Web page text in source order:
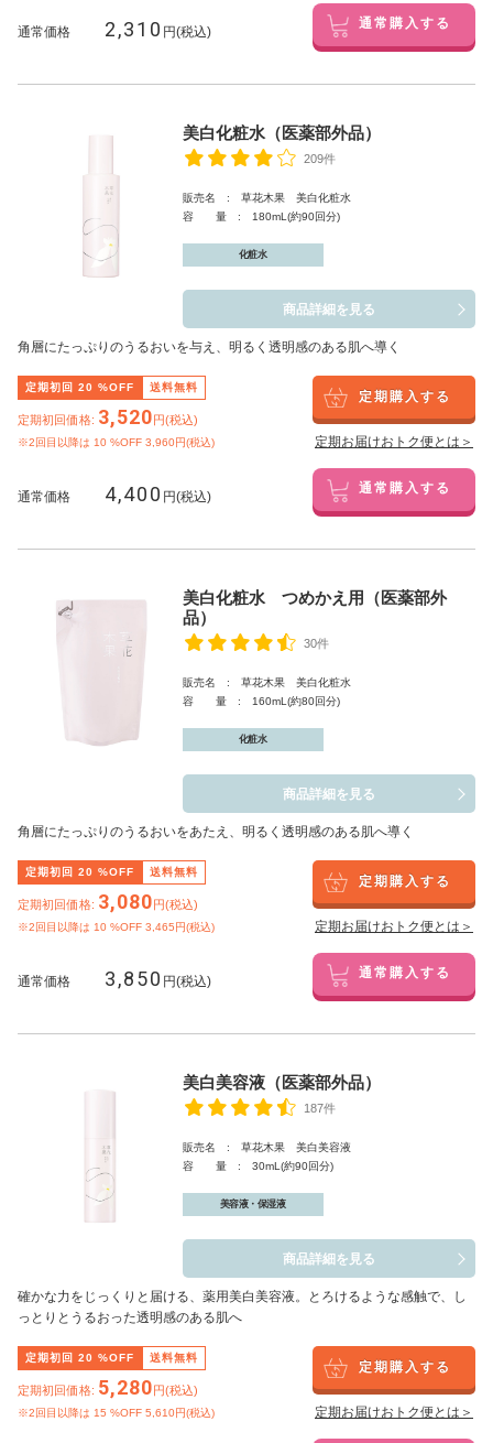
通常価格 2,310 円(税込) 通常購入する
美白化粧水（医薬部外品）
209件
販売名 : 草花木果 美白化粧水
容 量 : 180mL(約90回分)
化粧水
商品詳細を見る
角層にたっぷりのうるおいを与え、明るく透明感のある肌へ導く
定期初回 20 %OFF 送料無料
定期初回価格: 3,520円(税込)
※2回目以降は 10 %OFF 3,960円(税込)
定期購入する
定期お届けおトク便とは＞
通常価格 4,400 円(税込) 通常購入する
美白化粧水 つめかえ用（医薬部外
品）
30件
販売名 : 草花木果 美白化粧水
容 量 : 160mL(約80回分)
化粧水
商品詳細を見る
角層にたっぷりのうるおいをあたえ、明るく透明感のある肌へ導く
定期初回 20 %OFF 送料無料
定期初回価格: 3,080円(税込)
※2回目以降は 10 %OFF 3,465円(税込)
定期購入する
定期お届けおトク便とは＞
通常価格 3,850 円(税込) 通常購入する
美白美容液（医薬部外品）
187件
販売名 : 草花木果 美白美容液
容 量 : 30mL(約90回分)
美容液・保湿液
商品詳細を見る
確かな力をじっくりと届ける、薬用美白美容液。とろけるような感触で、し
っとりとうるおった透明感のある肌へ
定期初回 20 %OFF 送料無料
定期初回価格: 5,280円(税込)
※2回目以降は 15 %OFF 5,610円(税込)
定期購入する
定期お届けおトク便とは＞